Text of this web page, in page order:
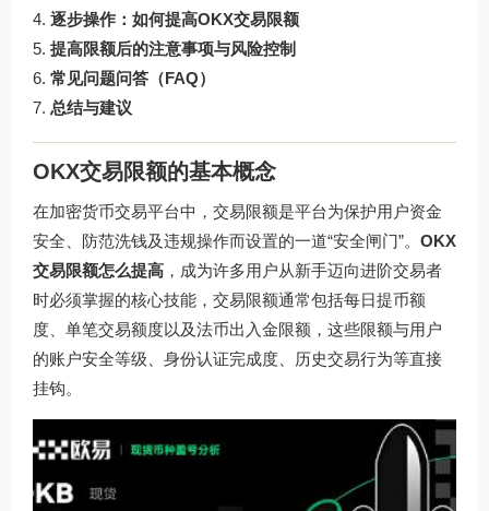
逐步操作：如何提高OKX交易限额
提高限额后的注意事项与风险控制
常见问题问答（FAQ）
总结与建议
OKX交易限额的基本概念
在加密货币交易平台中，交易限额是平台为保护用户资金
安全、防范洗钱及违规操作而设置的一道“安全闸门”。 OKX
交易限额怎么提高 ，成为许多用户从新手迈向进阶交易者
时必须掌握的核心技能，交易限额通常包括每日提币额
度、单笔交易额度以及法币出入金限额，这些限额与用户
的账户安全等级、身份认证完成度、历史交易行为等直接
挂钩。